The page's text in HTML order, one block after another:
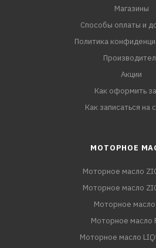
Магазины
Способы оплаты и
Политика
Акции
Как оформить
Как записаться на
МОТОРНОЕ
Моторное масло
Моторное масло
Моторное масло
Моторное масло
Моторное масло